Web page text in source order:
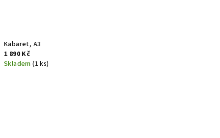
Kabaret, A3
1 890 Kč
Skladem(1 ks)